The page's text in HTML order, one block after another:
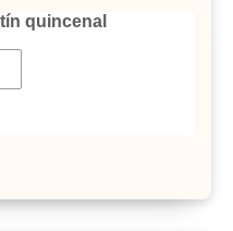
quincenal